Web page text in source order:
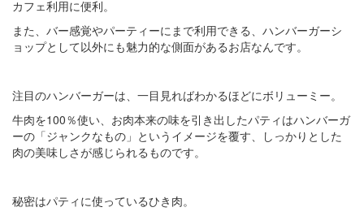
カフェ利用に便利。
また、バー感覚やパーティーにまで利用できる、ハンバーガーシ
ョップとして以外にも魅力的な側面があるお店なんです。
注目のハンバーガーは、一目見ればわかるほどにボリューミー。
牛肉を100％使い、お肉本来の味を引き出したパティはハンバーガ
ーの「ジャンクなもの」というイメージを覆す、しっかりとした
肉の美味しさが感じられるものです。
秘密はパティに使っているひき肉。